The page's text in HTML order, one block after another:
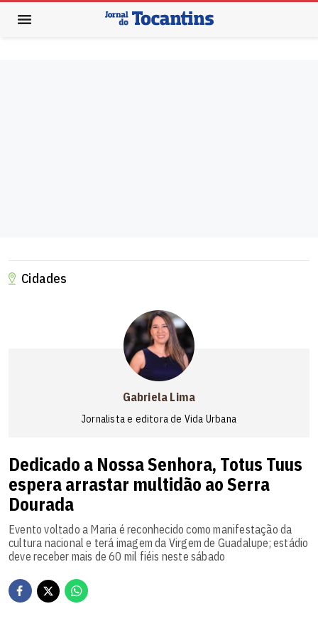
Cidades
Gabriela Lima
Jornalista e editora de Vida Urbana
Dedicado a Nossa Senhora, Totus Tuus
espera arrastar multidão ao Serra
Dourada
Evento voltado a Maria é reconhecido como manifestação da
cultura nacional e terá imagem da Virgem de Guadalupe; estádio
deve receber mais de 60 mil fiéis neste sábado